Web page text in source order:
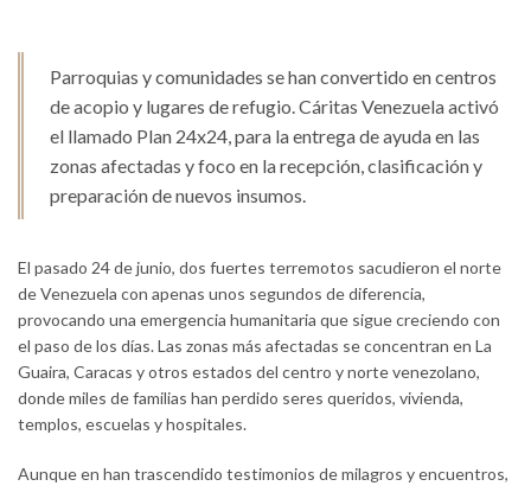
Parroquias y comunidades se han convertido en centros
de acopio y lugares de refugio. Cáritas Venezuela activó
el llamado Plan 24x24, para la entrega de ayuda en las
zonas afectadas y foco en la recepción, clasificación y
preparación de nuevos insumos.
El pasado 24 de junio, dos fuertes terremotos sacudieron el norte
de Venezuela con apenas unos segundos de diferencia,
provocando una emergencia humanitaria que sigue creciendo con
el paso de los días. Las zonas más afectadas se concentran en La
Guaira, Caracas y otros estados del centro y norte venezolano,
donde miles de familias han perdido seres queridos, vivienda,
templos, escuelas y hospitales.
Aunque en han trascendido testimonios de milagros y encuentros,